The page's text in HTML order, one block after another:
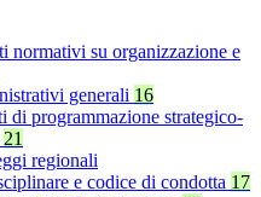
normativi su organizzazione e
generali 16
di programmazione strategico-
21
regionali
e codice di condotta 17